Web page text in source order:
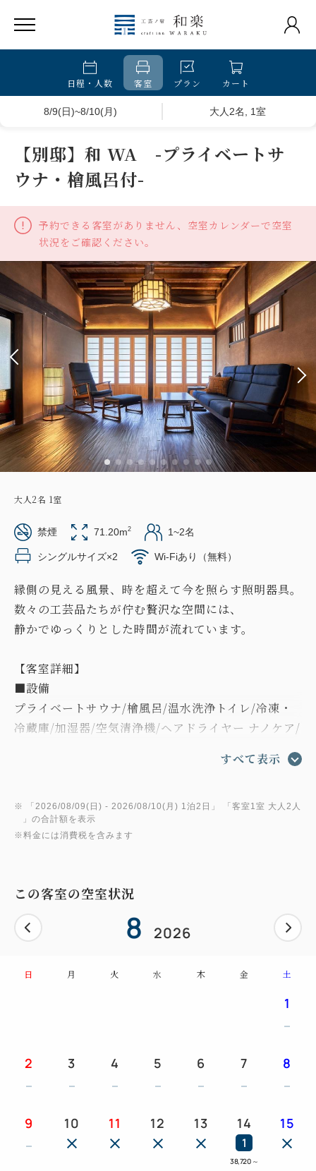
日程・人数 客室 プラン カート
8/9(日)~8/10(月) 大人2名, 1室
【別邸】和 WA -プライベートサ
ウナ・檜風呂付-
予約できる客室がありません、空室カレンダーで空室
状況をご確認ください。
大人2名 1室
禁煙 71.20m2 1~2名
シングルサイズ×2 Wi-Fiあり（無料）
縁側の見える風景、時を超えて今を照らす照明器具。
数々の工芸品たちが佇む贅沢な空間には、
静かでゆっくりとした時間が流れています。
【客室詳細】
■設備
プライベートサウナ/檜風呂/温水洗浄トイレ/冷凍・
冷蔵庫/加湿器/空気清浄機/ヘアドライヤー ナノケア/
ビはございません。予めご了承ください。
くださいませ。
■ アメニティ
UTOWAスキンケアセット(クレンジングオイル・化
ォッシュタオル/足袋ソックス/室内用スリッパ/お茶
染めトートバッグ/室内着(甚平)/バスタオル/フェイ
プ
※ 中学生以上のお客様からご宿泊いただけます（料
金は大人料金）
※ 小学生以下のお子様はご利用いただけません。
すべて表示
※ 「 2026/08/09(日) - 2026/08/10(月) 1泊2日 」 「客室1室 大人2人
」の合計額を表示
※料金には消費税を含みます
この客室の空室状況
8 2026
日 月 火 水 木 金 土
1
2 3 4 5 6 7 8
9 10 11 12 13 14
1
38,720 ～
15